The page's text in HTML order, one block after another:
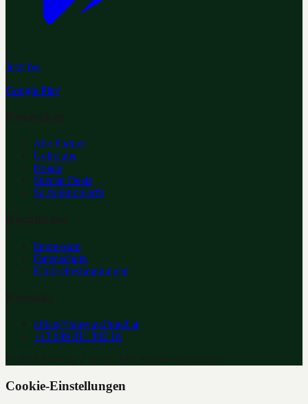
Jetzt bei
Google Play
Alle Partner
Golfclubs
Hotels
Special Deals
So funktioniert's
Impressum
Datenschutz
Einlösebestimmungen
office@fairway2hotel.at
+43 699 811 802 16
Cookie-Einstellungen